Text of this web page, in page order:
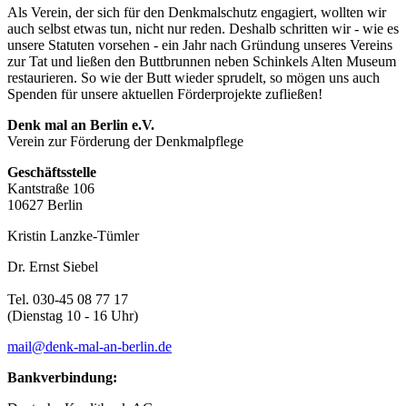
Als Verein, der sich für den Denkmalschutz engagiert, wollten wir
auch selbst etwas tun, nicht nur reden. Deshalb schritten wir - wie es
unsere Statuten vorsehen - ein Jahr nach Gründung unseres Vereins
zur Tat und ließen den Buttbrunnen neben Schinkels Alten Museum
restaurieren. So wie der Butt wieder sprudelt, so mögen uns auch
Spenden für unsere aktuellen Förderprojekte zufließen!
Denk mal an Berlin e.V.
Verein zur Förderung der Denkmalpflege
Geschäftsstelle
Kantstraße 106
10627 Berlin
Kristin Lanzke-Tümler
Dr. Ernst Siebel
Tel. 030-45 08 77 17
(Dienstag 10 - 16 Uhr)
mail@denk-mal-an-berlin.de
Bankverbindung: